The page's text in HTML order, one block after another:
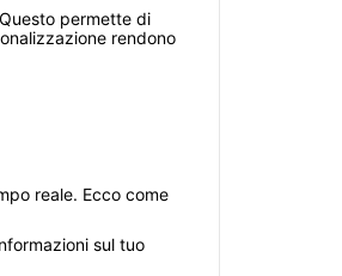
permette di
rendono
reale. Ecco come
sul tuo